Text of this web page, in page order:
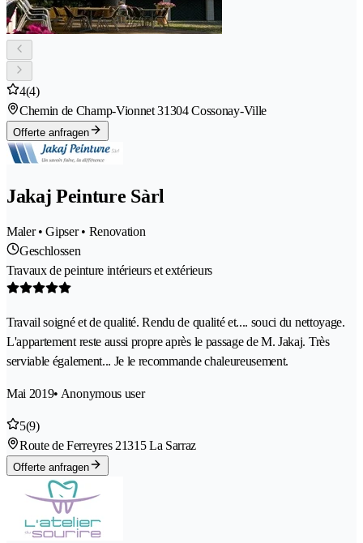
4(4)
Chemin de Champ-Vionnet 31304 Cossonay-Ville
Offerte anfragen
Jakaj Peinture Sàrl
Maler • Gipser • Renovation
Geschlossen
Travaux de peinture intérieurs et extérieurs
Travail soigné et de qualité. Rendu de qualité et.... souci du nettoyage.
L'appartement reste aussi propre après le passage de M. Jakaj. Très
serviable également... Je le recommande chaleureusement.
Mai 2019• Anonymous user
5(9)
Route de Ferreyres 21315 La Sarraz
Offerte anfragen